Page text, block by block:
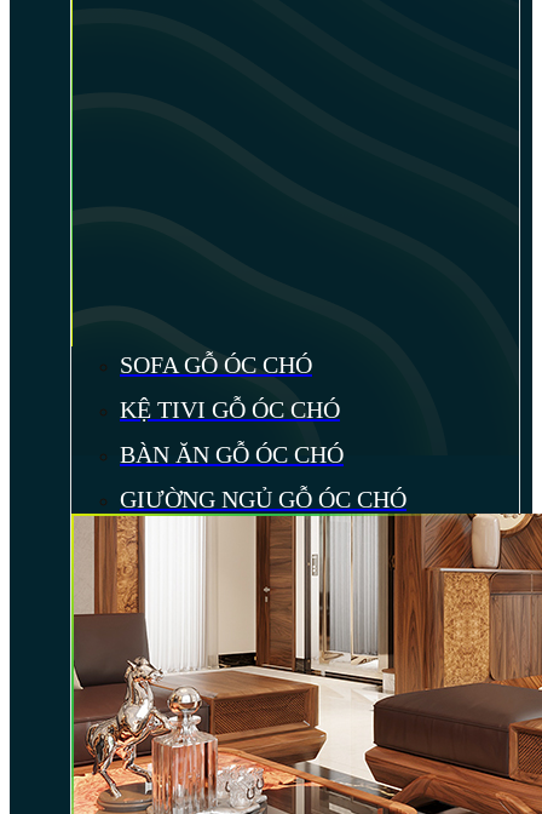
SOFA GỖ ÓC CHÓ
KỆ TIVI GỖ ÓC CHÓ
BÀN ĂN GỖ ÓC CHÓ
GIƯỜNG NGỦ GỖ ÓC CHÓ